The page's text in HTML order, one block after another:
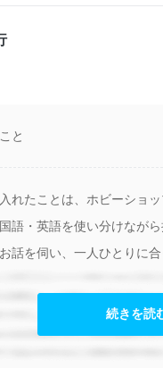
と
れたことは、ホビーショ
語・英語を使い分けなが
話を伺い、一人ひとりに合
続きを読